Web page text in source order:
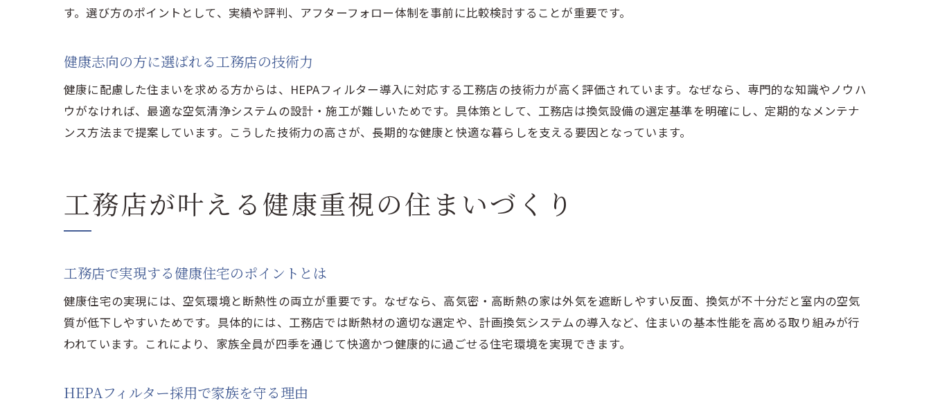
家づくり相談は工務店でHEPA住宅の魅力を体感
HEPAフィルターと工務店の連携で高性能換気を実現
快適な室内を守る工務店の換気ノウハウ
工務店ならではの換気設計で健康を守る
失敗しないための工務店選び実践ポイント
事例から学ぶ工務店選びの成功法則
工務店の対応力が家づくりの満足度を左右
HEPAフィルター住宅に強い工務店の見極め術
す。選び方のポイントとして、実績や評判、アフターフォロー体制を事前に比較検討することが重要です。
健康志向の方に選ばれる工務店の技術力
健康に配慮した住まいを求める方からは、HEPAフィルター導入に対応する工務店の技術力が高く評価されています。なぜなら、専門的な知識やノウハ
ウがなければ、最適な空気清浄システムの設計・施工が難しいためです。具体策として、工務店は換気設備の選定基準を明確にし、定期的なメンテナ
ンス方法まで提案しています。こうした技術力の高さが、長期的な健康と快適な暮らしを支える要因となっています。
工務店が叶える健康重視の住まいづくり
工務店で実現する健康住宅のポイントとは
健康住宅の実現には、空気環境と断熱性の両立が重要です。なぜなら、高気密・高断熱の家は外気を遮断しやすい反面、換気が不十分だと室内の空気
質が低下しやすいためです。具体的には、工務店では断熱材の適切な選定や、計画換気システムの導入など、住まいの基本性能を高める取り組みが行
われています。これにより、家族全員が四季を通じて快適かつ健康的に過ごせる住宅環境を実現できます。
HEPAフィルター採用で家族を守る理由